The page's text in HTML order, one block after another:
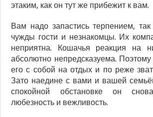
этаким, как он тут же прибежит к вам.
Вам надо запастись терпением,
чужды гости и незнакомцы. Их
неприятна. Кошачья реакция на
абсолютно непредсказуема.
его с собой на отдых и по реже
Зато наедине с вами и вашей
спокойной обстановке он
любезность и вежливость.